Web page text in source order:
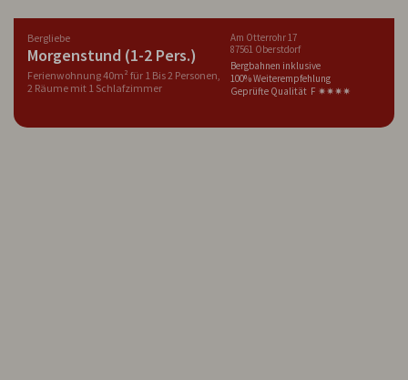
Bergliebe
Morgenstund (1-2 Pers.)
Ferienwohnung 40m² für 1 Bis 2 Personen,
2 Räume mit 1 Schlafzimmer
Am Otterrohr 17
87561 Oberstdorf
Bergbahnen inklusive
100% Weiterempfehlung
Geprüfte Qualität F ✷✷✷✷